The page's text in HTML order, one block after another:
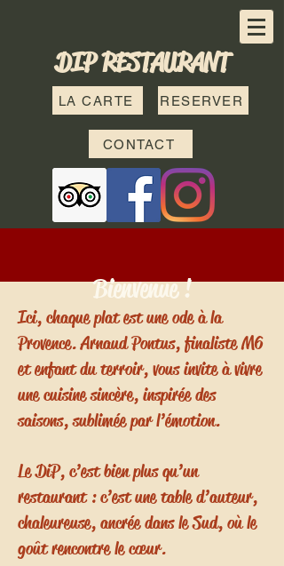
DIP RESTAURANT
LA CARTE RESERVER
CONTACT
Ici, chaque plat est une ode à la
Provence. Arnaud Pontus, finaliste M6
et enfant du terroir, vous invite à vivre
une cuisine sincère, inspirée des
saisons, sublimée par l’émotion.
Le DiP, c’est bien plus qu’un
restaurant : c’est une table d’auteur,
chaleureuse, ancrée dans le Sud, où le
goût rencontre le cœur.
Bienvenue !